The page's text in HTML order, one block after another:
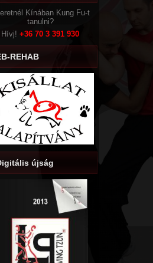
Kínában Kung Fu-t
tanulni?
Hívj! +36 70 3 391 930
REHAB
újság